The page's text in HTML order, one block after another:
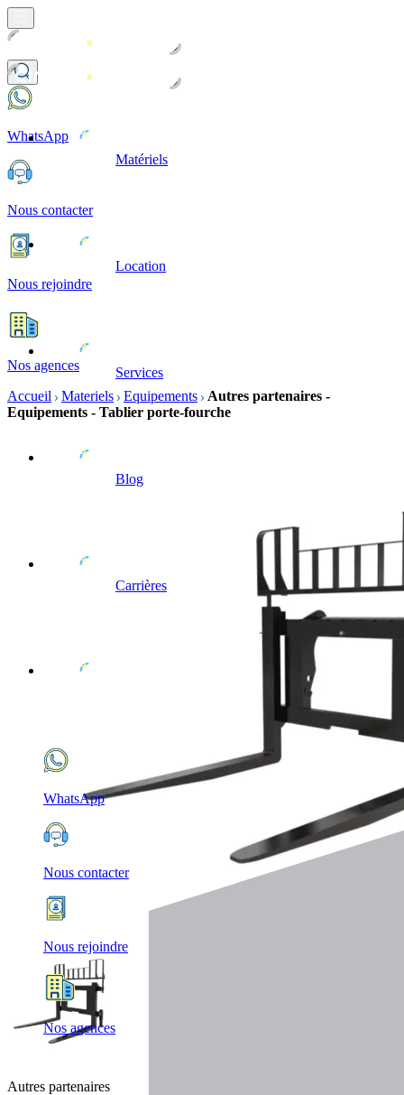
Matériels
Location
Services
Blog
Carrières
WhatsApp
Nous contacter
Nous rejoindre
Nos agences
WhatsApp
Nous contacter
Nous rejoindre
Nos agences
Accueil
Materiels Equipements
Autres partenaires -
Equipements - Tablier porte-fourche
Autres partenaires